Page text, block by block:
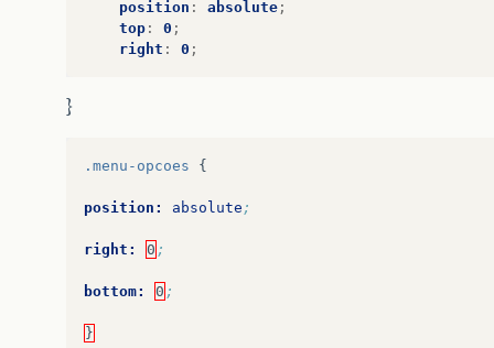
position : absolute ;
top : 0 ;
right : 0 ;
}
.menu-opcoes {
position: absolute ;
right: 0 ;
bottom: 0 ;
}